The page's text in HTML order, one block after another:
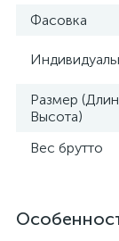
Фасовка
Размер
Высота)
Вес брутто